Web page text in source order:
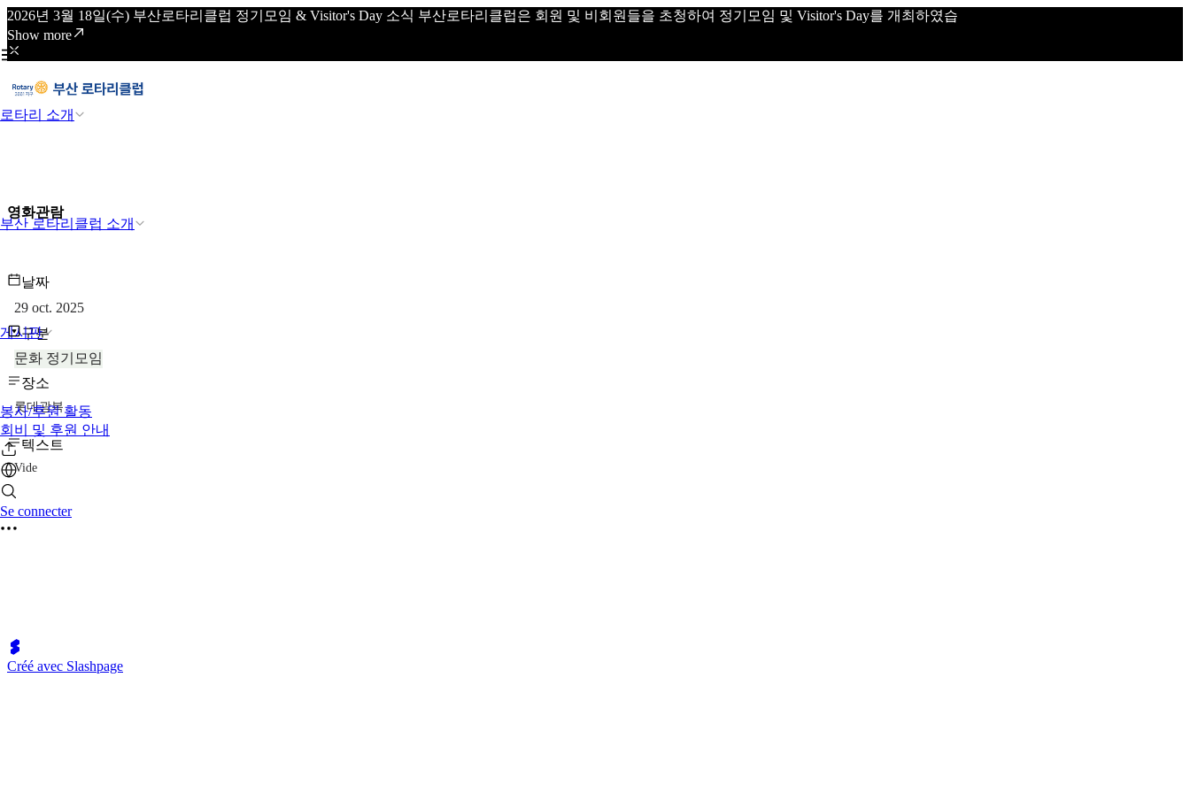
2026년 3월 18일(수) 부산로타리클럽 정기모임 & Visitor's Day 소식 부산로타리클럽은 회원 및 비회원들을 초청하여 정기모임 및 Visitor's Day를 개최하였습
Show more
로타리 소개
부산 로타리클럽 소개
게시판
봉사/후원 활동
회비 및 후원 안내
Se connecter
영화관람
날짜
29 oct. 2025
구분
문화 정기모임
장소
롯데광복
텍스트
Vide
Créé avec Slashpage